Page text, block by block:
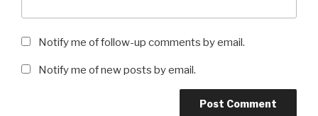
Notify me of follow-up comments by email.
Notify me of new posts by email.